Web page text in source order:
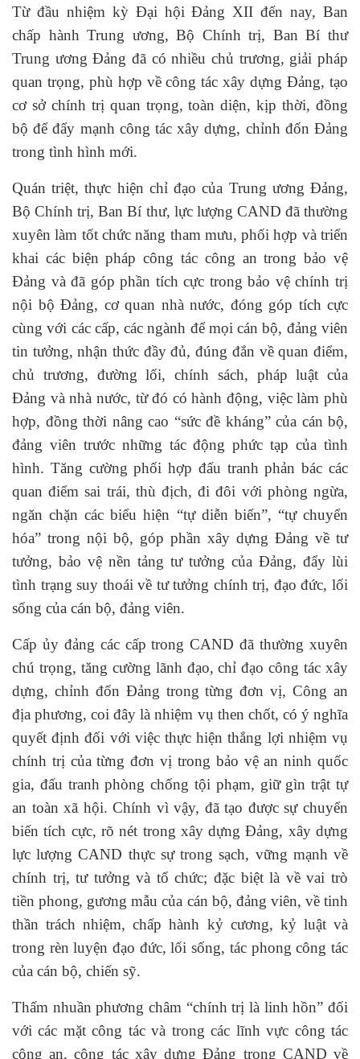
Từ đầu nhiệm kỳ Đại hội Đảng XII đến nay, Ban
chấp hành Trung ương, Bộ Chính trị, Ban Bí thư
Trung ương Đảng đã có nhiều chủ trương, giải pháp
quan trọng, phù hợp về công tác xây dựng Đảng, tạo
cơ sở chính trị quan trọng, toàn diện, kịp thời, đồng
bộ để đẩy mạnh công tác xây dựng, chỉnh đốn Đảng
trong tình hình mới.
Quán triệt, thực hiện chỉ đạo của Trung ương Đảng,
Bộ Chính trị, Ban Bí thư, lực lượng CAND đã thường
xuyên làm tốt chức năng tham mưu, phối hợp và triển
khai các biện pháp công tác công an trong bảo vệ
Đảng và đã góp phần tích cực trong bảo vệ chính trị
nội bộ Đảng, cơ quan nhà nước, đóng góp tích cực
cùng với các cấp, các ngành để mọi cán bộ, đảng viên
tin tưởng, nhận thức đầy đủ, đúng đắn về quan điểm,
chủ trương, đường lối, chính sách, pháp luật của
Đảng và nhà nước, từ đó có hành động, việc làm phù
hợp, đồng thời nâng cao “sức đề kháng” của cán bộ,
đảng viên trước những tác động phức tạp của tình
hình. Tăng cường phối hợp đấu tranh phản bác các
quan điểm sai trái, thù địch, đi đôi với phòng ngừa,
ngăn chặn các biểu hiện “tự diễn biến”, “tự chuyển
hóa” trong nội bộ, góp phần xây dựng Đảng về tư
tưởng, bảo vệ nền tảng tư tưởng của Đảng, đẩy lùi
tình trạng suy thoái về tư tưởng chính trị, đạo đức, lối
sống của cán bộ, đảng viên.
Cấp ủy đảng các cấp trong CAND đã thường xuyên
chú trọng, tăng cường lãnh đạo, chỉ đạo công tác xây
dựng, chỉnh đốn Đảng trong từng đơn vị, Công an
địa phương, coi đây là nhiệm vụ then chốt, có ý nghĩa
quyết định đối với việc thực hiện thắng lợi nhiệm vụ
chính trị của từng đơn vị trong bảo vệ an ninh quốc
gia, đấu tranh phòng chống tội phạm, giữ gìn trật tự
an toàn xã hội. Chính vì vậy, đã tạo được sự chuyển
biến tích cực, rõ nét trong xây dựng Đảng, xây dựng
lực lượng CAND thực sự trong sạch, vững mạnh về
chính trị, tư tưởng và tổ chức; đặc biệt là về vai trò
tiền phong, gương mẫu của cán bộ, đảng viên, về tinh
thần trách nhiệm, chấp hành kỷ cương, kỷ luật và
trong rèn luyện đạo đức, lối sống, tác phong công tác
của cán bộ, chiến sỹ.
Thấm nhuần phương châm “chính trị là linh hồn” đối
với các mặt công tác và trong các lĩnh vực công tác
công an, công tác xây dựng Đảng trong CAND về